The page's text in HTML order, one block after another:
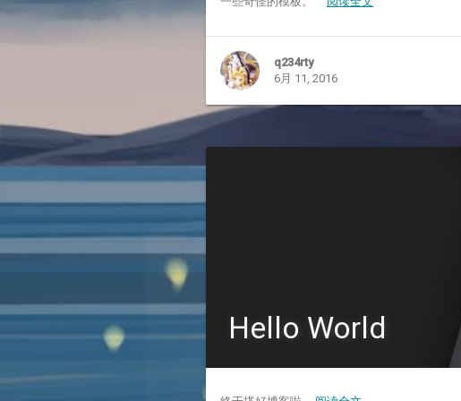
q234rty
6月 11, 2016
Hello World